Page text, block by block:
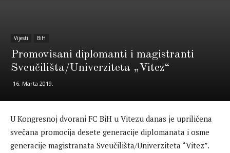
Vijesti BiH
Promovisani diplomanti i magistranti
Sveučilišta/Univerziteta „Vitez“
16. Marta 2019.
U Kongresnoj dvorani FC BiH u Vitezu danas je upriličena
svečana promocija desete generacije diplomanata i osme
generacije magistranata Sveučilišta/Univerziteta “Vitez”.